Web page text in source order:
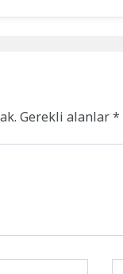
Gerekli alanlar*